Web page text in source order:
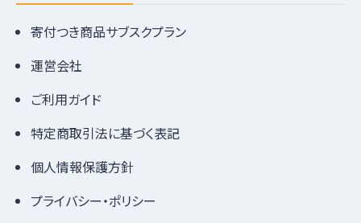
寄付つき商品サブスクプラン
運営会社
ご利用ガイド
特定商取引法に基づく表記
個人情報保護方針
プライバシー・ポリシー